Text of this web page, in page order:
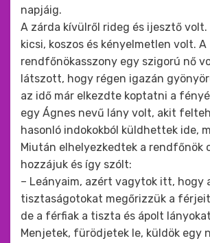
napjáig.
A zárda kívülről rideg és ijesztő volt.
kicsi, koszos és kényelmetlen volt. A
rendfőnökasszony egy szigorú nő
látszott, hogy régen igazán
az idő már elkezdte koptatni a
egy Ágnes nevű lány volt, akit
hasonló indokokból küldhettek ide,
Miután elhelyezkedtek a rendfőnök
hozzájuk és így szólt:
– Leányaim, azért vagytok itt, hogy
tisztaságotokat megőrizzük a
de a férfiak a tiszta és ápolt
Menjetek, fürödjetek le, küldök egy